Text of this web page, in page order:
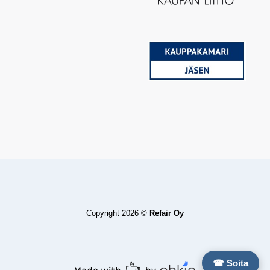
☎ Soita
Copyright 2026 © Refair Oy